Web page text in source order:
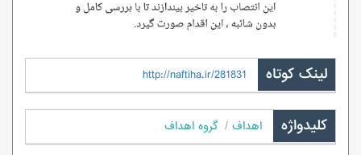
لینک کوتاه http://naftiha.ir/281831
کلیدواژه اهداف گروه اهداف